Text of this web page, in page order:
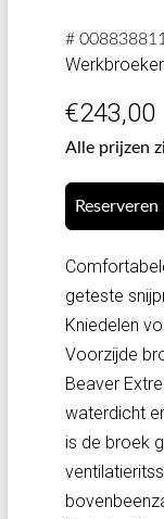
#
€243,00
Alle prijzen
Reserveren
geteste
Kniedelen
Voorzijde
Beaver
waterdicht
is de broek